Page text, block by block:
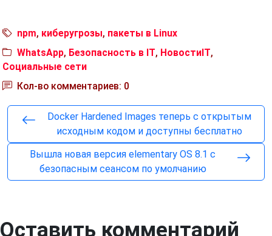
npm, киберугрозы, пакеты в Linux
WhatsApp, Безопасность в IT, НовостиIT,
Социальные сети
Кол-во комментариев: 0
Docker Hardened Images теперь с открытым
исходным кодом и доступны бесплатно
Вышла новая версия elementary OS 8.1 с
безопасным сеансом по умолчанию
Оставить комментарий